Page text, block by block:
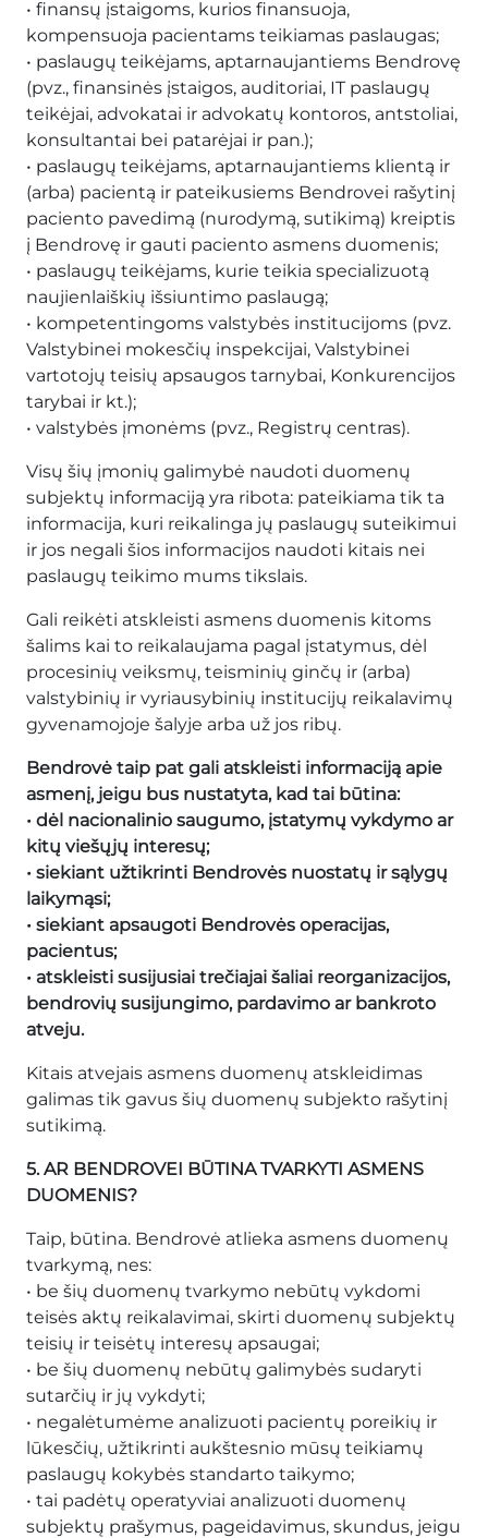
• finansų įstaigoms, kurios finansuoja,
kompensuoja pacientams teikiamas paslaugas;
• paslaugų teikėjams, aptarnaujantiems Bendrovę
(pvz., finansinės įstaigos, auditoriai, IT paslaugų
teikėjai, advokatai ir advokatų kontoros, antstoliai,
konsultantai bei patarėjai ir pan.);
• paslaugų teikėjams, aptarnaujantiems klientą ir
(arba) pacientą ir pateikusiems Bendrovei rašytinį
paciento pavedimą (nurodymą, sutikimą) kreiptis
į Bendrovę ir gauti paciento asmens duomenis;
• paslaugų teikėjams, kurie teikia specializuotą
naujienlaiškių išsiuntimo paslaugą;
• kompetentingoms valstybės institucijoms (pvz.
Valstybinei mokesčių inspekcijai, Valstybinei
vartotojų teisių apsaugos tarnybai, Konkurencijos
tarybai ir kt.);
• valstybės įmonėms (pvz., Registrų centras).
Visų šių įmonių galimybė naudoti duomenų
subjektų informaciją yra ribota: pateikiama tik ta
informacija, kuri reikalinga jų paslaugų suteikimui
ir jos negali šios informacijos naudoti kitais nei
paslaugų teikimo mums tikslais.
Gali reikėti atskleisti asmens duomenis kitoms
šalims kai to reikalaujama pagal įstatymus, dėl
procesinių veiksmų, teisminių ginčų ir (arba)
valstybinių ir vyriausybinių institucijų reikalavimų
gyvenamojoje šalyje arba už jos ribų.
Bendrovė taip pat gali atskleisti informaciją apie
asmenį, jeigu bus nustatyta, kad tai būtina:
• dėl nacionalinio saugumo, įstatymų vykdymo ar
kitų viešųjų interesų;
• siekiant užtikrinti Bendrovės nuostatų ir sąlygų
laikymąsi;
• siekiant apsaugoti Bendrovės operacijas,
pacientus;
• atskleisti susijusiai trečiajai šaliai reorganizacijos,
bendrovių susijungimo, pardavimo ar bankroto
atveju.
Kitais atvejais asmens duomenų atskleidimas
galimas tik gavus šių duomenų subjekto rašytinį
sutikimą.
5. AR BENDROVEI BŪTINA TVARKYTI ASMENS
DUOMENIS?
Taip, būtina. Bendrovė atlieka asmens duomenų
tvarkymą, nes:
• be šių duomenų tvarkymo nebūtų vykdomi
teisės aktų reikalavimai, skirti duomenų subjektų
teisių ir teisėtų interesų apsaugai;
• be šių duomenų nebūtų galimybės sudaryti
sutarčių ir jų vykdyti;
• negalėtumėme analizuoti pacientų poreikių ir
lūkesčių, užtikrinti aukštesnio mūsų teikiamų
paslaugų kokybės standarto taikymo;
• tai padėtų operatyviai analizuoti duomenų
subjektų prašymus, pageidavimus, skundus, jeigu